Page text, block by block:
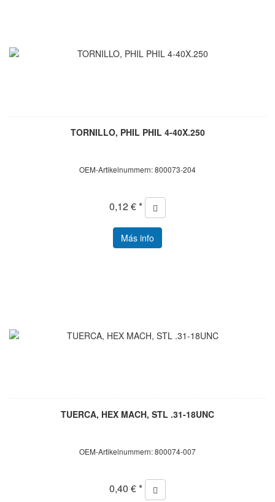
TORNILLO, PHIL PHIL 4-40X.250
OEM-Artikelnummern: 800073-204
0,12 € *
Más info
TUERCA, HEX MACH, STL .31-18UNC
OEM-Artikelnummern: 800074-007
0,40 € *